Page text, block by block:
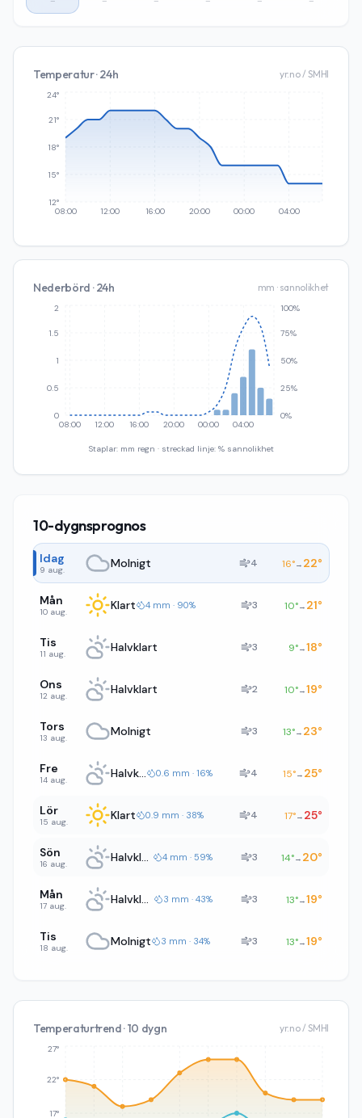
Temperatur · 24h yr.no / SMHI
08:00 12:00 16:00 20:00 00:00 04:00
12°
15°
18°
21°
24°
Nederbörd · 24h mm · sannolikhet
08:00 12:00 16:00 20:00 00:00 04:00
0
0.5
1
1.5
2
0%
25%
50%
75%
100%
Staplar: mm regn · streckad linje: % sannolikhet
10-dygnsprognos
Idag
9 aug. Molnigt 4 16°→ 22°
Mån
10 aug. Klart 4 mm · 90% 3 10°→ 21°
Tis
11 aug. Halvklart 3 9°→18°
Ons
12 aug. Halvklart 2 10°→19°
Tors
13 aug. Molnigt 3 13°→ 23°
Fre
14 aug. Halvklart 0.6 mm · 16% 4 15°→ 25°
Lör
15 aug. Klart 0.9 mm · 38% 4 17°→ 25°
Sön
16 aug. Halvklart 4 mm · 59% 3 14°→ 20°
Mån
17 aug. Halvklart 3 mm · 43% 3 13°→19°
Tis
18 aug. Molnigt 3 mm · 34% 3 13°→19°
Temperaturtrend · 10 dygn yr.no / SMHI
17°
22°
27°